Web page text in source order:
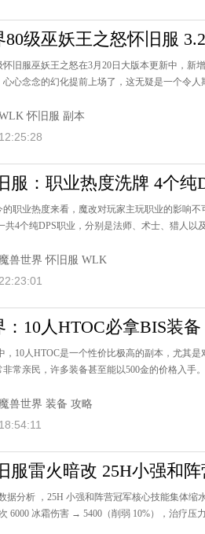
80级巫妖王之怒怀旧服
怀旧服巫妖王之怒在3月20日大版本更新中，
心心念念的幻化提前上场了，这无疑是一个令
怀旧服 副本
服：职业热度洗牌 4个纯
的职业热度来看，魔改对玩家主玩职业的影响
共4个纯DPS职业，分别是法师、术士、猎人
魔兽世界 怀旧服 WLK
：10人HTOC必拿BIS装
，10人HTOC是一个性价比极高的副本，尤其
常亲民，许多装备甚至能以500金的价格入手
魔兽世界 装备 攻略
服雷火暗改 25H小强和
据分析 ，25H 小强和阵营冠军核心技能集体缩
次 6000 冰霜伤害 → 5400（削弱 10%），治疗压